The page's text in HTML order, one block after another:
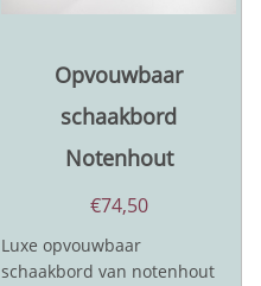
Opvouwbaar
schaakbord
Notenhout
€74,50
Luxe opvouwbaar
schaakbord van notenhout